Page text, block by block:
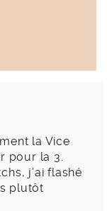
la Vice
pour la 3.
j’ai flashé
plutôt